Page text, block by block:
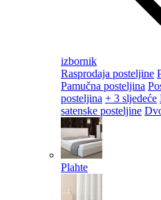
izbornik
Rasprodaja posteljine
Pamučna posteljina
posteljina + 3 sljedeće
satenske posteljine
Plahte